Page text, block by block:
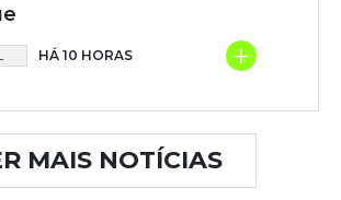
HÁ 10 HORAS +
MAIS NOTÍCIAS